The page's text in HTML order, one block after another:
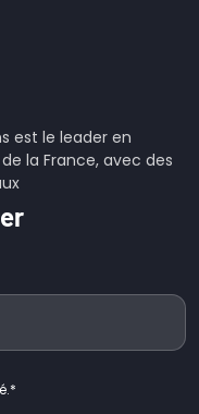
est le leader en
la France, avec des
*